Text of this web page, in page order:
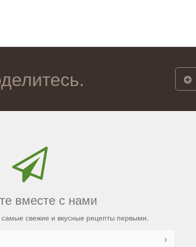
вместе с нами
свежие и вкусные рецепты первыми.